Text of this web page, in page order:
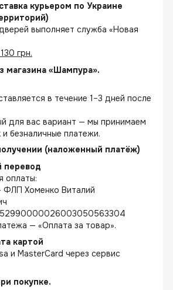
курьером по Украине
выполняет служба «Новая
грн.
магазина «Шампура».
в течение 1–3 дней после
для вас вариант — мы принимаем
и безналичные платежи.
(наложенный платёж)
перевод
оплаты:
ФЛП Хоменко Виталий
— «Оплата за товар».
картой
и MasterCard через сервис
покупке.